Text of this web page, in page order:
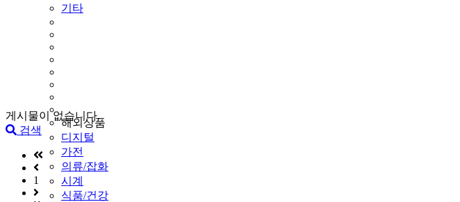
기타
해외상품
디지털
가전
의류/잡화
시계
식품/건강
게시물이 없습니다.
검색
1